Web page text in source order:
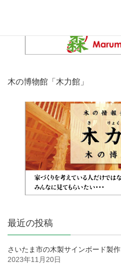
木の博物館「木力館」
最近の投稿
さいたま市の木製サインボード製作
2023年11月20日